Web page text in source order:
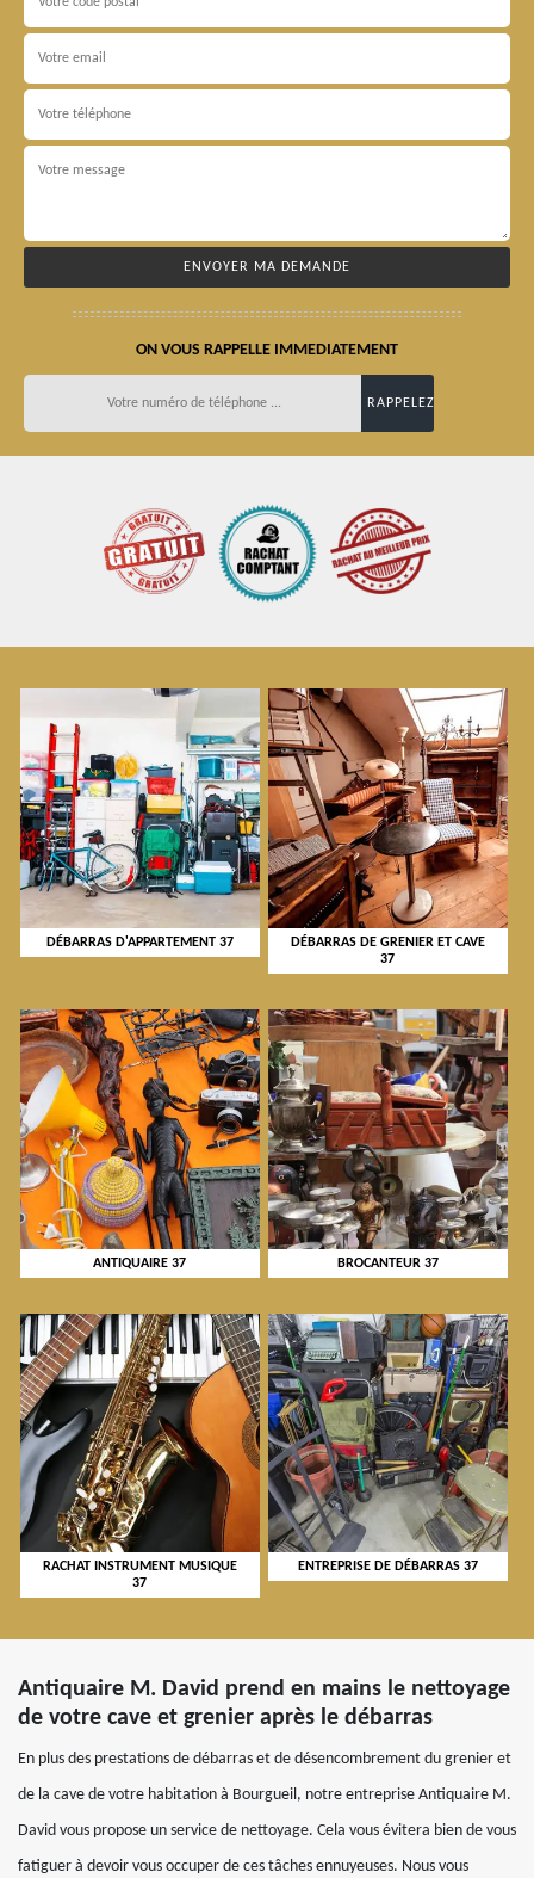
ON VOUS RAPPELLE IMMEDIATEMENT
DÉBARRAS D'APPARTEMENT 37
DÉBARRAS DE GRENIER ET CAVE
37
ANTIQUAIRE 37 BROCANTEUR 37
RACHAT INSTRUMENT MUSIQUE
37
ENTREPRISE DE DÉBARRAS 37
Antiquaire M. David prend en mains le nettoyage
de votre cave et grenier après le débarras
En plus des prestations de débarras et de désencombrement du grenier et
de la cave de votre habitation à Bourgueil, notre entreprise Antiquaire M.
David vous propose un service de nettoyage. Cela vous évitera bien de vous
fatiguer à devoir vous occuper de ces tâches ennuyeuses. Nous vous